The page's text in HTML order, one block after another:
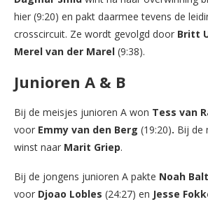
hier (9:20) en pakt daarmee tevens de
crosscircuit. Ze wordt gevolgd door Britt
Merel van der Marel (9:38).
Junioren A & B
Bij de meisjes junioren A won Tess van
voor Emmy van den Berg (19:20). Bij de
winst naar Marit Griep.
Bij de jongens junioren A pakte Noah
voor Djoao Lobles (24:27) en Jesse